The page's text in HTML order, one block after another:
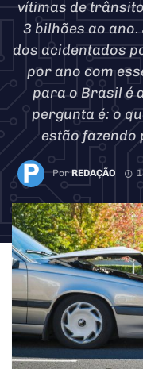
vítimas de
3 bilhões ao
dos acidentados
por ano com
para o Brasil é
pergunta é: o
estão fazendo
PorREDAÇÃO